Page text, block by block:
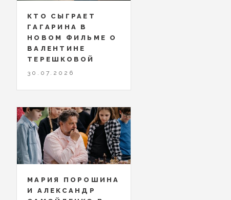
КТО СЫГРАЕТ
ГАГАРИНА В
НОВОМ ФИЛЬМЕ О
ВАЛЕНТИНЕ
ТЕРЕШКОВОЙ
30.07.2026
МАРИЯ ПОРОШИНА
И АЛЕКСАНДР